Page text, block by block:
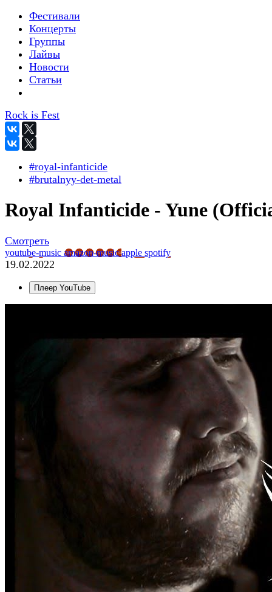
Фестивали
Концерты
Группы
Лайвы
Новости
Статьи
Rock is Fest
#royal-infanticide
#brutalnyy-det-metal
Royal Infanticide - Yune
Смотреть
youtube-music amazon-musicapple spotify
19.02.2022
Плеер YouTube